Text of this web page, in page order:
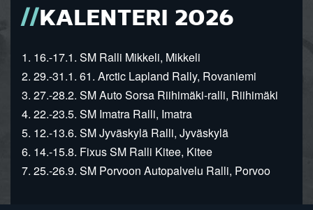
KALENTERI 2026
1. 16.-17.1. SM Ralli Mikkeli, Mikkeli
2. 29.-31.1. 61. Arctic Lapland Rally, Rovaniemi
3. 27.-28.2. SM Auto Sorsa Riihimäki-ralli, Riihimäki
4. 22.-23.5. SM Imatra Ralli, Imatra
5. 12.-13.6. SM Jyväskylä Ralli, Jyväskylä
6. 14.-15.8. Fixus SM Ralli Kitee, Kitee
7. 25.-26.9. SM Porvoon Autopalvelu Ralli, Porvoo